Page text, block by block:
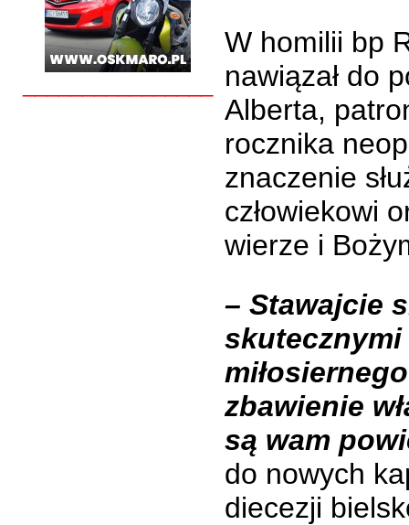
W homilii bp
nawiązał do
Alberta,
rocznika
znaczenie
człowiekowi
wierze i
– Stawajcie
skutecznymi
zbawienie
są wam
do nowych
diecezji